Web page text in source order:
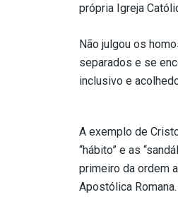
própria Igreja
Não julgou os
separados e se
inclusivo e
A exemplo de
“hábito” e as
primeiro da ordem
Apostólica Romana.